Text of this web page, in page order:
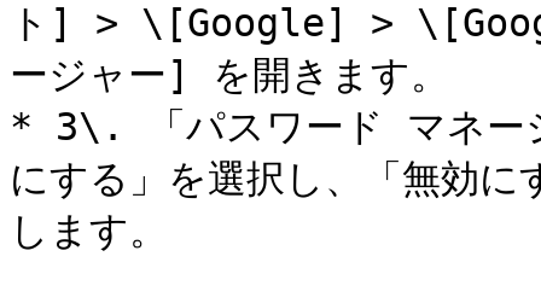
ト] > \[Google] >
ージャー] を開きます。
* 3\. 「パスワード マネー
にする」を選択し、「無効に
します。